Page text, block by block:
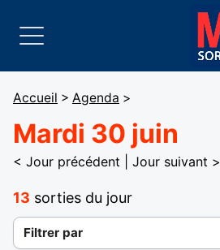
Accueil > Agenda >
Mardi 30 juin
< Jour précédent Jour suivant >
13 sorties du jour
Filtrer par